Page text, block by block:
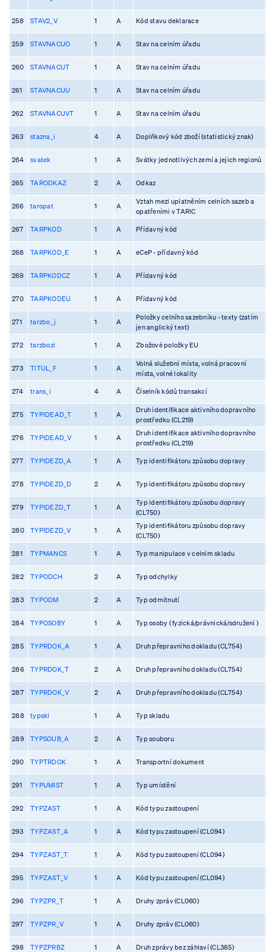
258 STAV2_V 1 A Kód stavu deklarace
259 STAVNACUO 1 A Stav na celním úřadu
260 STAVNACUT 1 A Stav na celním úřadu
261 STAVNACUU 1 A Stav na celním úřadu
262 STAVNACUVT 1 A Stav na celním úřadu
263 stazna_i 4 A Doplňkový kód zboží (statistický znak)
264 svatek 1 A Svátky jednotlivých zemí a jejich regionů
265 TARODKAZ 2 A Odkaz
266 taropat 1 A
Vztah mezi uplatněním celních sazeb a
opatřeními v TARIC
267 TARPKOD 1 A Přídavný kód
268 TARPKOD_E 1 A eCeP - přídavný kód
269 TARPKODCZ 1 A Přídavný kód
270 TARPKODEU 1 A Přídavný kód
271 tarzbo_j 1 A
Položky celního sazebníku - texty (zatím
jen anglický text)
272 tarzbozi 1 A Zbožové položky EU
273 TITUL_F 1 A
Volná služební místa, volná pracovní
místa, volné lokality
274 trans_i 4 A Číselník kódů transakcí
275 TYPIDEAD_T 1 A
Druh identifikace aktivního dopravního
prostředku (CL219)
276 TYPIDEAD_V 1 A
Druh identifikace aktivního dopravního
prostředku (CL219)
277 TYPIDEZD_A 1 A Typ identifikátoru způsobu dopravy
278 TYPIDEZD_D 2 A Typ identifikátoru způsobu dopravy
279 TYPIDEZD_T 1 A
Typ identifikátoru způsobu dopravy
(CL750)
280 TYPIDEZD_V 1 A
Typ identifikátoru způsobu dopravy
(CL750)
281 TYPMANCS 1 A Typ manipulace v celním skladu
282 TYPODCH 2 A Typ odchylky
283 TYPODM 2 A Typ odmítnutí
284 TYPOSOBY 1 A Typ osoby ( fyzická/právnická/sdružení )
285 TYPRDOK_A 1 A Druh přepravního dokladu (CL754)
286 TYPRDOK_T 2 A Druh přepravního dokladu (CL754)
287 TYPRDOK_V 2 A Druh přepravního dokladu (CL754)
288 typskl 1 A Typ skladu
289 TYPSOUB_A 2 A Typ souboru
290 TYPTRDOK 1 A Transportní dokument
291 TYPUMIST 1 A Typ umístění
292 TYPZAST 1 A Kód typu zastoupení
293 TYPZAST_A 1 A Kód typu zastoupení (CL094)
294 TYPZAST_T 1 A Kód typu zastoupení (CL094)
295 TYPZAST_V 1 A Kód typu zastoupení (CL094)
296 TYPZPR_T 1 A Druhy zpráv (CL060)
297 TYPZPR_V 1 A Druhy zpráv (CL060)
298 TYPZPRBZ 1 A Druh zprávy bez záhlaví (CL385)